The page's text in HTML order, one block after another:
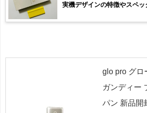
実機デザインの特徴やスペッ
glo pro グロ
ガンディー
パン 新品開